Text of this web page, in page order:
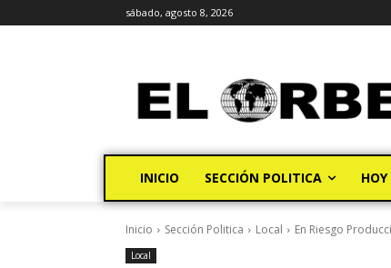
sábado, agosto 8, 2026
INICIO SECCIÓN POLITICA HOY
Inicio Sección Politica Local En Riesgo
Local